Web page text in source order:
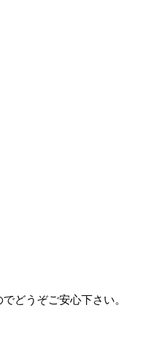
どうぞご安心下さい。